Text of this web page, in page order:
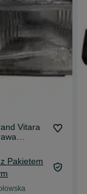
Vitara
Przód
Pakietem